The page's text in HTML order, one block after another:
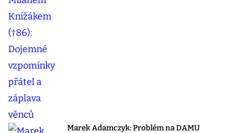
Marek Adamczyk: Problém na DAMU